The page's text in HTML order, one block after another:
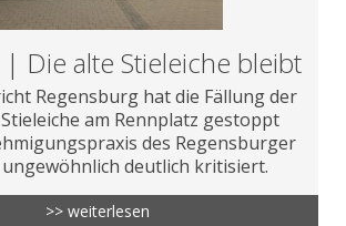
Die alte Stieleiche bleibt
Regensburg hat die Fällung der
am Rennplatz gestoppt
des Regensburger
deutlich kritisiert.
>> weiterlesen